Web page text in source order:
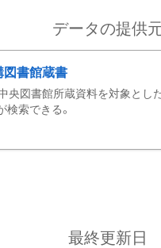
データの提供
図書館蔵書
央図書館所蔵資料を対象とし
検索できる。
最終更新日